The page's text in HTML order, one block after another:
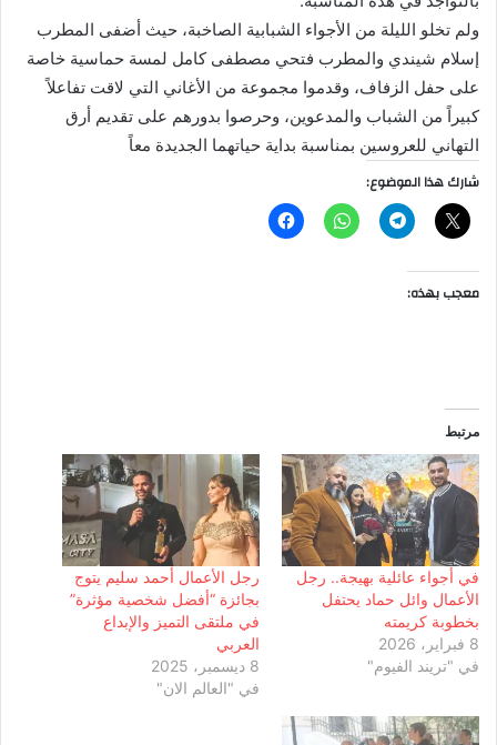
ولم تخلو الليلة من الأجواء الشبابية الصاخبة، حيث أضفى المطرب
إسلام شيندي والمطرب فتحي مصطفى كامل لمسة حماسية خاصة
على حفل الزفاف، وقدموا مجموعة من الأغاني التي لاقت تفاعلاً
كبيراً من الشباب والمدعوين، وحرصوا بدورهم على تقديم أرق
التهاني للعروسين بمناسبة بداية حياتهما الجديدة معاً
شارك هذا الموضوع:
معجب بهذه:
مرتبط
في أجواء عائلية بهيجة.. رجل
الأعمال وائل حماد يحتفل
بخطوبة كريمته
8 فبراير، 2026
في "تريند الفيوم"
رجل الأعمال أحمد سليم يتوج
بجائزة “أفضل شخصية مؤثرة”
في ملتقى التميز والإبداع
العربي
8 ديسمبر، 2025
في "العالم الان"